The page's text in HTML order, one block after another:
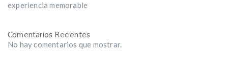
experiencia memorable
Comentarios Recientes
No hay comentarios que mostrar.